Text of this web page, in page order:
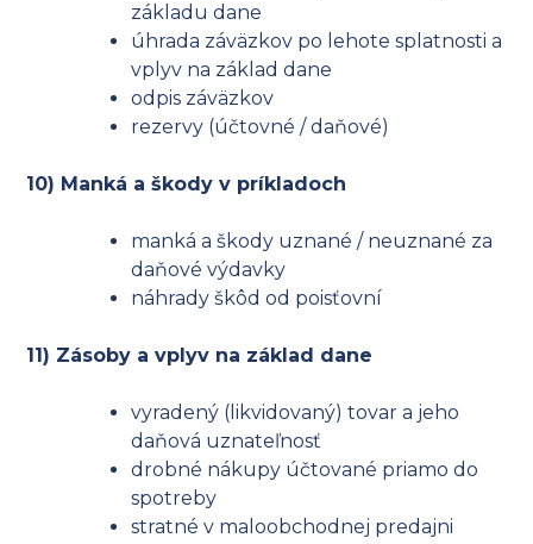
základu dane
úhrada záväzkov po lehote splatnosti a
vplyv na základ dane
odpis záväzkov
rezervy (účtovné / daňové)
10) Manká a škody v príkladoch
manká a škody uznané / neuznané za
daňové výdavky
náhrady škôd od poisťovní
11) Zásoby a vplyv na základ dane
vyradený (likvidovaný) tovar a jeho
daňová uznateľnosť
drobné nákupy účtované priamo do
spotreby
stratné v maloobchodnej predajni